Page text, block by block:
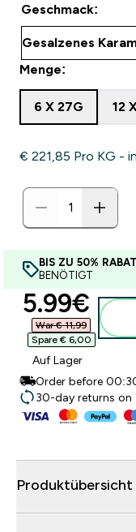
Geschmack:
Menge:
6 X 27G 12
€ 221,85‎ Pro KG -
BIS ZU 50%
BENÖTIGT
5.99€‎
War € 11,99‎
Spare € 6,00‎
Auf Lager
Order before
30-day returns on
Produktübersicht